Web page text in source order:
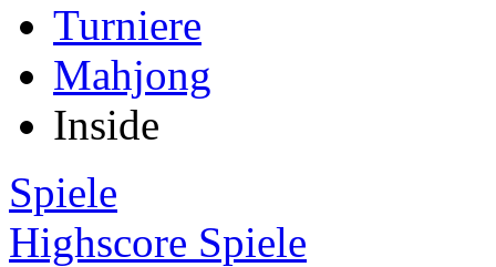
Turniere
Mahjong
Inside
Spiele
Highscore Spiele